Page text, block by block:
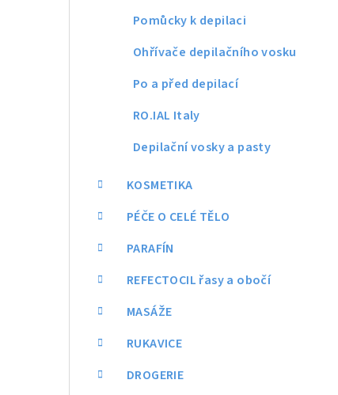
Pomůcky k depilaci
Ohřívače depilačního vosku
Po a před depilací
RO.IAL Italy
Depilační vosky a pasty
KOSMETIKA
PÉČE O CELÉ TĚLO
PARAFÍN
REFECTOCIL řasy a obočí
MASÁŽE
RUKAVICE
DROGERIE